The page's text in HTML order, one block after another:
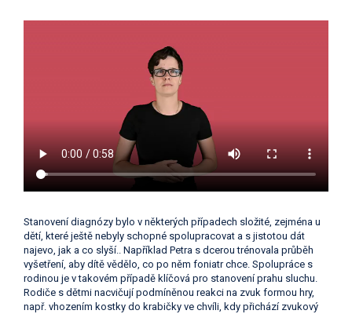
Stanovení diagnózy bylo v některých případech složité, zejména u
dětí, které ještě nebyly schopné spolupracovat a s jistotou dát
najevo, jak a co slyší.. Například Petra s dcerou trénovala průběh
vyšetření, aby dítě vědělo, co po něm foniatr chce. Spolupráce s
rodinou je v takovém případě klíčová pro stanovení prahu sluchu.
Rodiče s dětmi nacvičují podmíněnou reakci na zvuk formou hry,
např. vhozením kostky do krabičky ve chvíli, kdy přichází zvukový